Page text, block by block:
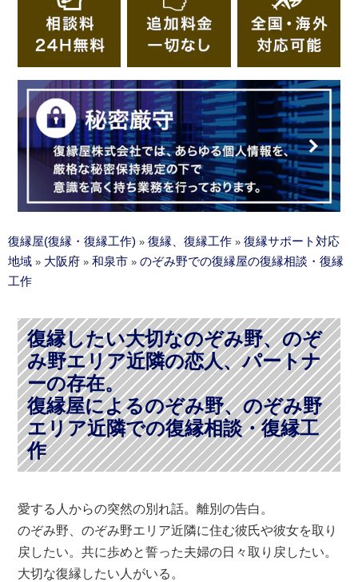
復縁屋(復縁・復縁工作) » 復縁、復縁工作 » 復縁サポート対応
地域 » 大阪府 » 和泉市 » のぞみ野での復縁屋の復縁相談・復縁
工作
復縁したい大切なのぞみ野、のぞ
み野エリア近隣の恋人、パートナ
ーの存在。
復縁屋によるのぞみ野、のぞみ野
エリア近隣での復縁相談・復縁工
作
愛する人からの突然の別れ話。離別の告白。
のぞみ野、のぞみ野エリア近隣に住む彼氏や彼女を取り
戻したい。共に歩めと誓った夫婦の日々取り戻したい。
大切な復縁したい人がいる。